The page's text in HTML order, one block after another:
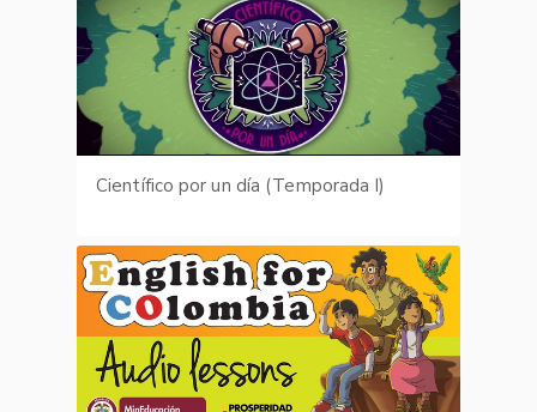
Científico por un día (Temporada I)